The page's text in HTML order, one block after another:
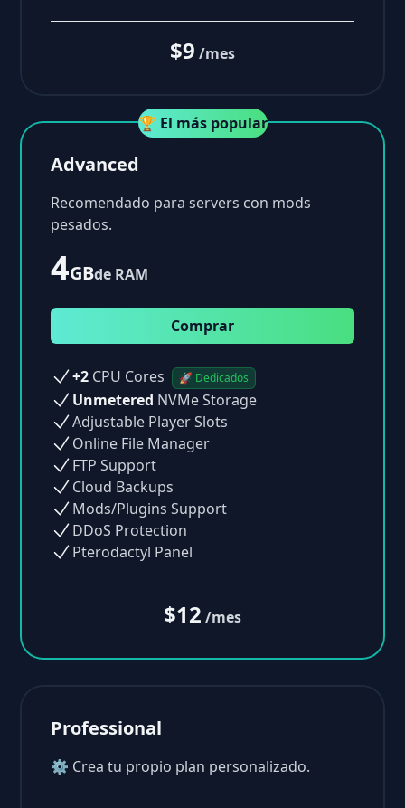
$9 /mes
🏆 El más popular
Advanced
Recomendado para servers con mods
pesados.
4GBde RAM
Comprar
+2 CPU Cores 🚀 Dedicados
Unmetered NVMe Storage
Adjustable Player Slots
Online File Manager
FTP Support
Cloud Backups
Mods/Plugins Support
DDoS Protection
Pterodactyl Panel
$12 /mes
Professional
⚙ Crea tu propio plan personalizado.